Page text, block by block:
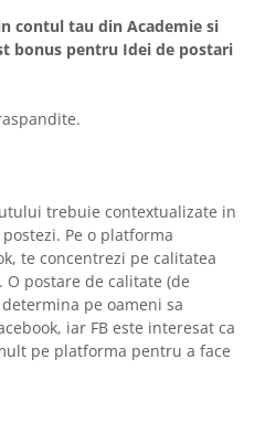
contul tau din Academie si
bonus pentru Idei de postari
trebuie contextualizate in
Pe o platforma
te concentrezi pe calitatea
postare de calitate (de
pe oameni sa
iar FB este interesat ca
pe platforma pentru a face